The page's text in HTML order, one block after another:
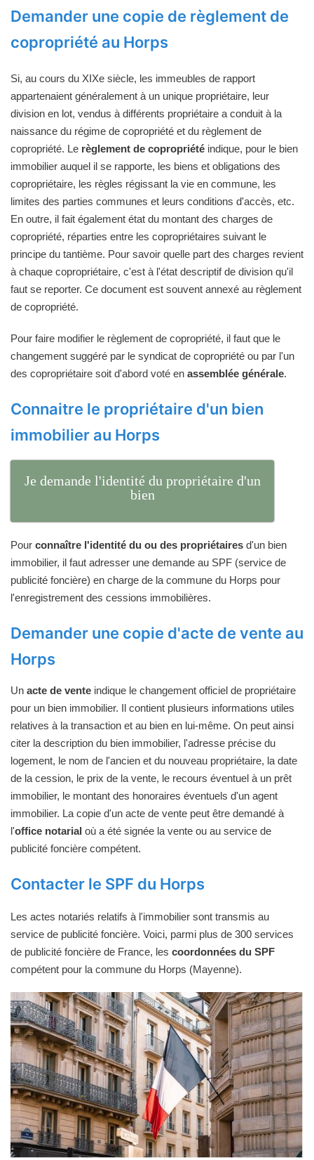
Demander une copie de règlement de
copropriété au Horps
Si, au cours du XIXe siècle, les immeubles de rapport
appartenaient généralement à un unique propriétaire, leur
division en lot, vendus à différents propriétaire a conduit à la
naissance du régime de copropriété et du règlement de
copropriété. Le règlement de copropriété indique, pour le bien
immobilier auquel il se rapporte, les biens et obligations des
copropriétaire, les règles régissant la vie en commune, les
limites des parties communes et leurs conditions d'accès, etc.
En outre, il fait également état du montant des charges de
copropriété, réparties entre les copropriétaires suivant le
principe du tantième. Pour savoir quelle part des charges revient
à chaque copropriétaire, c'est à l'état descriptif de division qu'il
faut se reporter. Ce document est souvent annexé au règlement
de copropriété.
Pour faire modifier le règlement de copropriété, il faut que le
changement suggéré par le syndicat de copropriété ou par l'un
des copropriétaire soit d'abord voté en assemblée générale.
Connaitre le propriétaire d'un bien
immobilier au Horps
Je demande l'identité du propriétaire d'un
bien
Pour connaître l'identité du ou des propriétaires d'un bien
immobilier, il faut adresser une demande au SPF (service de
publicité foncière) en charge de la commune du Horps pour
l'enregistrement des cessions immobilières.
Demander une copie d'acte de vente au
Horps
Un acte de vente indique le changement officiel de propriétaire
pour un bien immobilier. Il contient plusieurs informations utiles
relatives à la transaction et au bien en lui-même. On peut ainsi
citer la description du bien immobilier, l'adresse précise du
logement, le nom de l'ancien et du nouveau propriétaire, la date
de la cession, le prix de la vente, le recours éventuel à un prêt
immobilier, le montant des honoraires éventuels d'un agent
immobilier. La copie d'un acte de vente peut être demandé à
l'office notarial où a été signée la vente ou au service de
publicité foncière compétent.
Contacter le SPF du Horps
Les actes notariés relatifs à l'immobilier sont transmis au
service de publicité foncière. Voici, parmi plus de 300 services
de publicité foncière de France, les coordonnées du SPF
compétent pour la commune du Horps (Mayenne).